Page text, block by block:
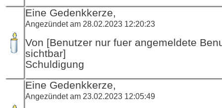
Eine Gedenkkerze,
Angezündet am 28.02.2023 12:20:23
Von [Benutzer nur fuer angemeldete
sichtbar]
Schuldigung
Eine Gedenkkerze,
Angezündet am 23.02.2023 12:05:49